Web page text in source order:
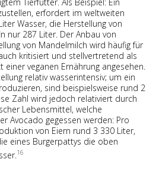
erfordert im weltweiten
Wasser, die Herstellung von
nur 287 Liter. Der Anbau von
von Mandelmilch wird häufig für
kritisiert und stellvertretend als
veganen Ernährung angesehen.
relativ wasserintensiv; um ein
sind beispielsweise rund 2
Zahl wird jedoch relativiert durch
Lebensmittel, welche
Avocado gegessen werden: Pro
von Eiern rund 3 330 Liter,
eines Burgerpattys die oben
16